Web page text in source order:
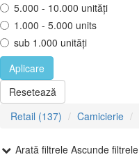
5.000 - 10.000 unități
1.000 - 5.000 units
sub 1.000 unități
Aplicare
Resetează
Retail (137)
Camicierie
Arată filtrele Ascunde filtrele